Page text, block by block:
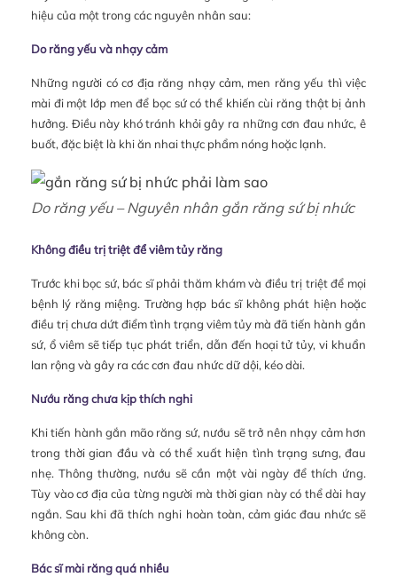
hiệu của một trong các nguyên nhân sau:
Do răng yếu và nhạy cảm
Những người có cơ địa răng nhạy cảm, men răng yếu thì việc
mài đi một lớp men để bọc sứ có thể khiến cùi răng thật bị ảnh
hưởng. Điều này khó tránh khỏi gây ra những cơn đau nhức, ê
buốt, đặc biệt là khi ăn nhai thực phẩm nóng hoặc lạnh.
Do răng yếu – Nguyên nhân gắn răng sứ bị nhức
Không điều trị triệt để viêm tủy răng
Trước khi bọc sứ, bác sĩ phải thăm khám và điều trị triệt để mọi
bệnh lý răng miệng. Trường hợp bác sĩ không phát hiện hoặc
điều trị chưa dứt điểm tình trạng viêm tủy mà đã tiến hành gắn
sứ, ổ viêm sẽ tiếp tục phát triển, dẫn đến hoại tử tủy, vi khuẩn
lan rộng và gây ra các cơn đau nhức dữ dội, kéo dài.
Nướu răng chưa kịp thích nghi
Khi tiến hành gắn mão răng sứ, nướu sẽ trở nên nhạy cảm hơn
trong thời gian đầu và có thể xuất hiện tình trạng sưng, đau
nhẹ. Thông thường, nướu sẽ cần một vài ngày để thích ứng.
Tùy vào cơ địa của từng người mà thời gian này có thể dài hay
ngắn. Sau khi đã thích nghi hoàn toàn, cảm giác đau nhức sẽ
không còn.
Bác sĩ mài răng quá nhiều